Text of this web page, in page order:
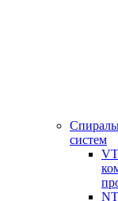
систем